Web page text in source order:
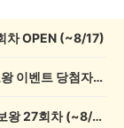
차 OPEN (~8/17)
💰[당첨자 발표] 26회차 우리 동네 정보왕 이벤트 당첨자를 발표합니다!
💸 전원 2,000캐시 지급! 우리 동네 정보왕 27회차 (~8/10)